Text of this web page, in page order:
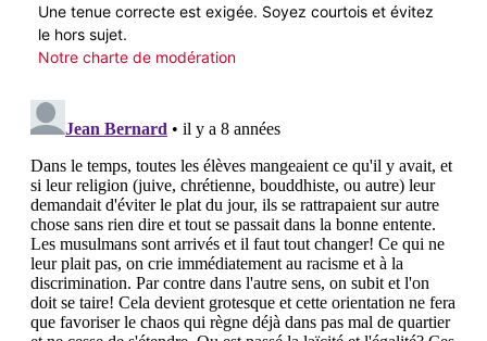
Une tenue correcte est exigée. Soyez courtois et évitez
le hors sujet.
Notre charte de modération